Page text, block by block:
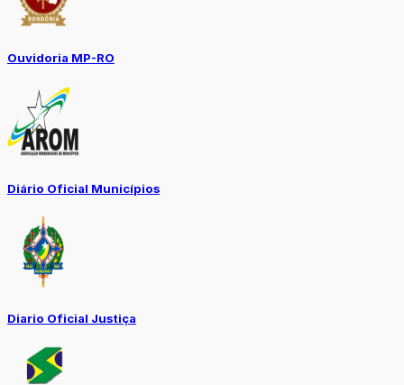
Ouvidoria MP-RO
Diário Oficial Municípios
Diario Oficial Justiça